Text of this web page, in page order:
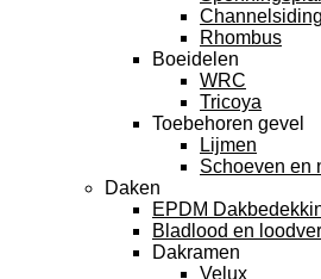
Channelsiding
Rhombus
Boeidelen
WRC
Tricoya
Toebehoren gevel
Lijmen
Schoeven en
Daken
EPDM
Bladlood en
Dakramen
Velux